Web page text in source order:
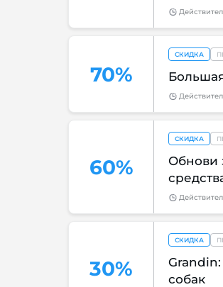
70%
СКИДКА
60%
СКИДКА
Обнови
30%
СКИДКА
собак